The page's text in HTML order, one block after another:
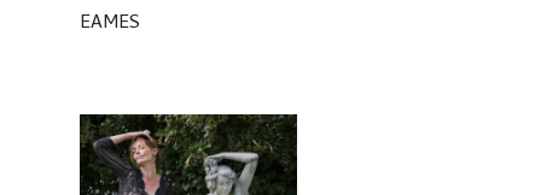
EAMES